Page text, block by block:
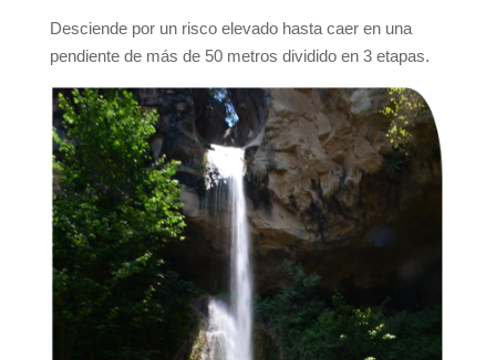
Desciende por un risco elevado hasta caer en una
pendiente de más de 50 metros dividido en 3 etapas.